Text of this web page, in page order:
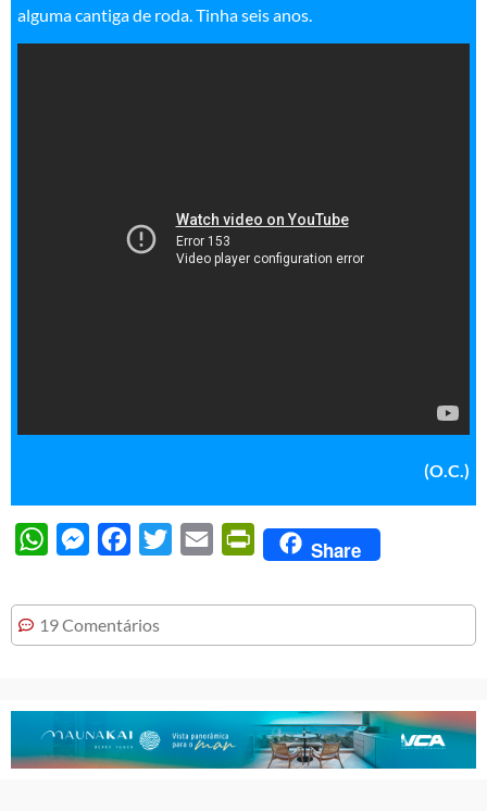
alguma cantiga de roda. Tinha seis anos.
(O.C.)
WhatsAppMessengerFacebook
Twitter Email PrintFriendly
Share
19 Comentários